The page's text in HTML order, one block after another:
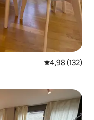
Évaluation
4,98 (132)